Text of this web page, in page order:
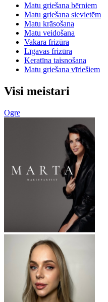
Matu griešana bērniem
Matu griešana sievietēm
Matu krāsošana
Matu veidošana
Vakara frizūra
Līgavas frizūra
Keratīna taisnošana
Matu griešana vīriešiem
Visi meistari
Ogre